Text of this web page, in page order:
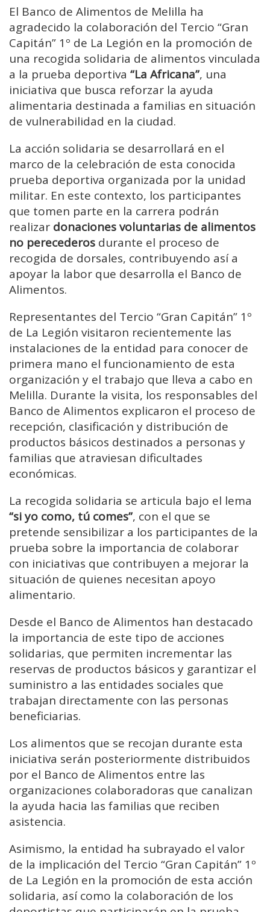
El Banco de Alimentos de Melilla ha
agradecido la colaboración del Tercio “Gran
Capitán” 1º de La Legión en la promoción de
una recogida solidaria de alimentos vinculada
a la prueba deportiva “La Africana”, una
iniciativa que busca reforzar la ayuda
alimentaria destinada a familias en situación
de vulnerabilidad en la ciudad.
La acción solidaria se desarrollará en el
marco de la celebración de esta conocida
prueba deportiva organizada por la unidad
militar. En este contexto, los participantes
que tomen parte en la carrera podrán
realizar donacionesvoluntarias de alimentos
no perecederos durante el proceso de
recogida de dorsales, contribuyendo asía
apoyar la labor que desarrolla el Banco de
Alimentos.
Representantes del Tercio “Gran Capitán” 1º
de La Legión visitaron recientemente las
instalaciones de la entidad para conocer de
primera mano el funcionamiento de esta
organización y el trabajo que lleva a cabo en
Melilla. Durante la visita, los responsables del
Banco de Alimentos explicaron el proceso de
recepción, clasificación y distribución de
productos básicos destinados a personas y
familias que atraviesan dificultades
económicas.
La recogida solidaria se articula bajo el lema
“siyo como, tú comes”, con el que se
pretende sensibilizar a los participantes de la
prueba sobre la importancia de colaborar
con iniciativas que contribuyen a mejorar la
situación de quienes necesitan apoyo
alimentario.
Desde el Banco de Alimentos han destacado
la importancia de este tipo de acciones
solidarias, que permiten incrementar las
reservas de productos básicos y garantizar el
suministro a las entidades sociales que
trabajan directamente con las personas
beneficiarias.
Los alimentos que se recojan durante esta
iniciativa serán posteriormente distribuidos
por el Banco de Alimentos entre las
organizaciones colaboradoras que canalizan
la ayuda hacia las familias que reciben
asistencia.
Asimismo, la entidad ha subrayado el valor
de la implicación del Tercio “Gran Capitán” 1º
de La Legión en la promoción de esta acción
solidaria, asícomo la colaboración de los